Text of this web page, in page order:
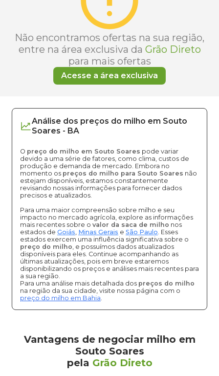
Não encontramos ofertas na sua região,
entre na área exclusiva da Grão Direto
para mais ofertas
Acesse a área exclusiva
Análise dos preços do milho em Souto
Soares - BA
O preço do milho em Souto Soares pode variar
devido a uma série de fatores, como clima, custos de
produção e demanda de mercado. Embora no
momento os preços do milho para Souto Soares não
estejam disponíveis, estamos constantemente
revisando nossas informações para fornecer dados
precisos e atualizados.
Para uma maior compreensão sobre milho e seu
impacto no mercado agrícola, explore as informações
mais recentes sobre o valor da saca de milho nos
estados de Goiás, Minas Gerais e São Paulo. Esses
estados exercem uma influência significativa sobre o
preço do milho, e possuímos dados atualizados
disponíveis para eles. Continue acompanhando as
últimas atualizações, pois em breve estaremos
disponibilizando os preços e análises mais recentes para
a sua região.
Para uma análise mais detalhada dos preços do milho
na região da sua cidade, visite nossa página com o
preço do milho em Bahia.
Vantagens de negociar milho em
Souto Soares
pela Grão Direto